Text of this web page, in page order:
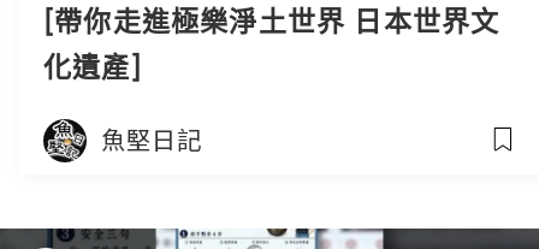
[帶你走進極樂淨土世界 日本世界文
化遺產]
魚堅日記